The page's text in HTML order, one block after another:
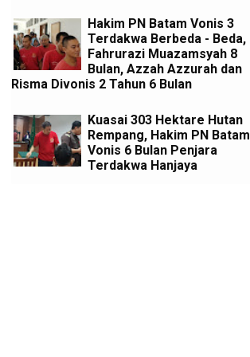
Hakim PN Batam Vonis 3
Terdakwa Berbeda - Beda,
Fahrurazi Muazamsyah 8
Bulan, Azzah Azzurah dan
Risma Divonis 2 Tahun 6 Bulan
Kuasai 303 Hektare Hutan
Rempang, Hakim PN Batam
Vonis 6 Bulan Penjara
Terdakwa Hanjaya